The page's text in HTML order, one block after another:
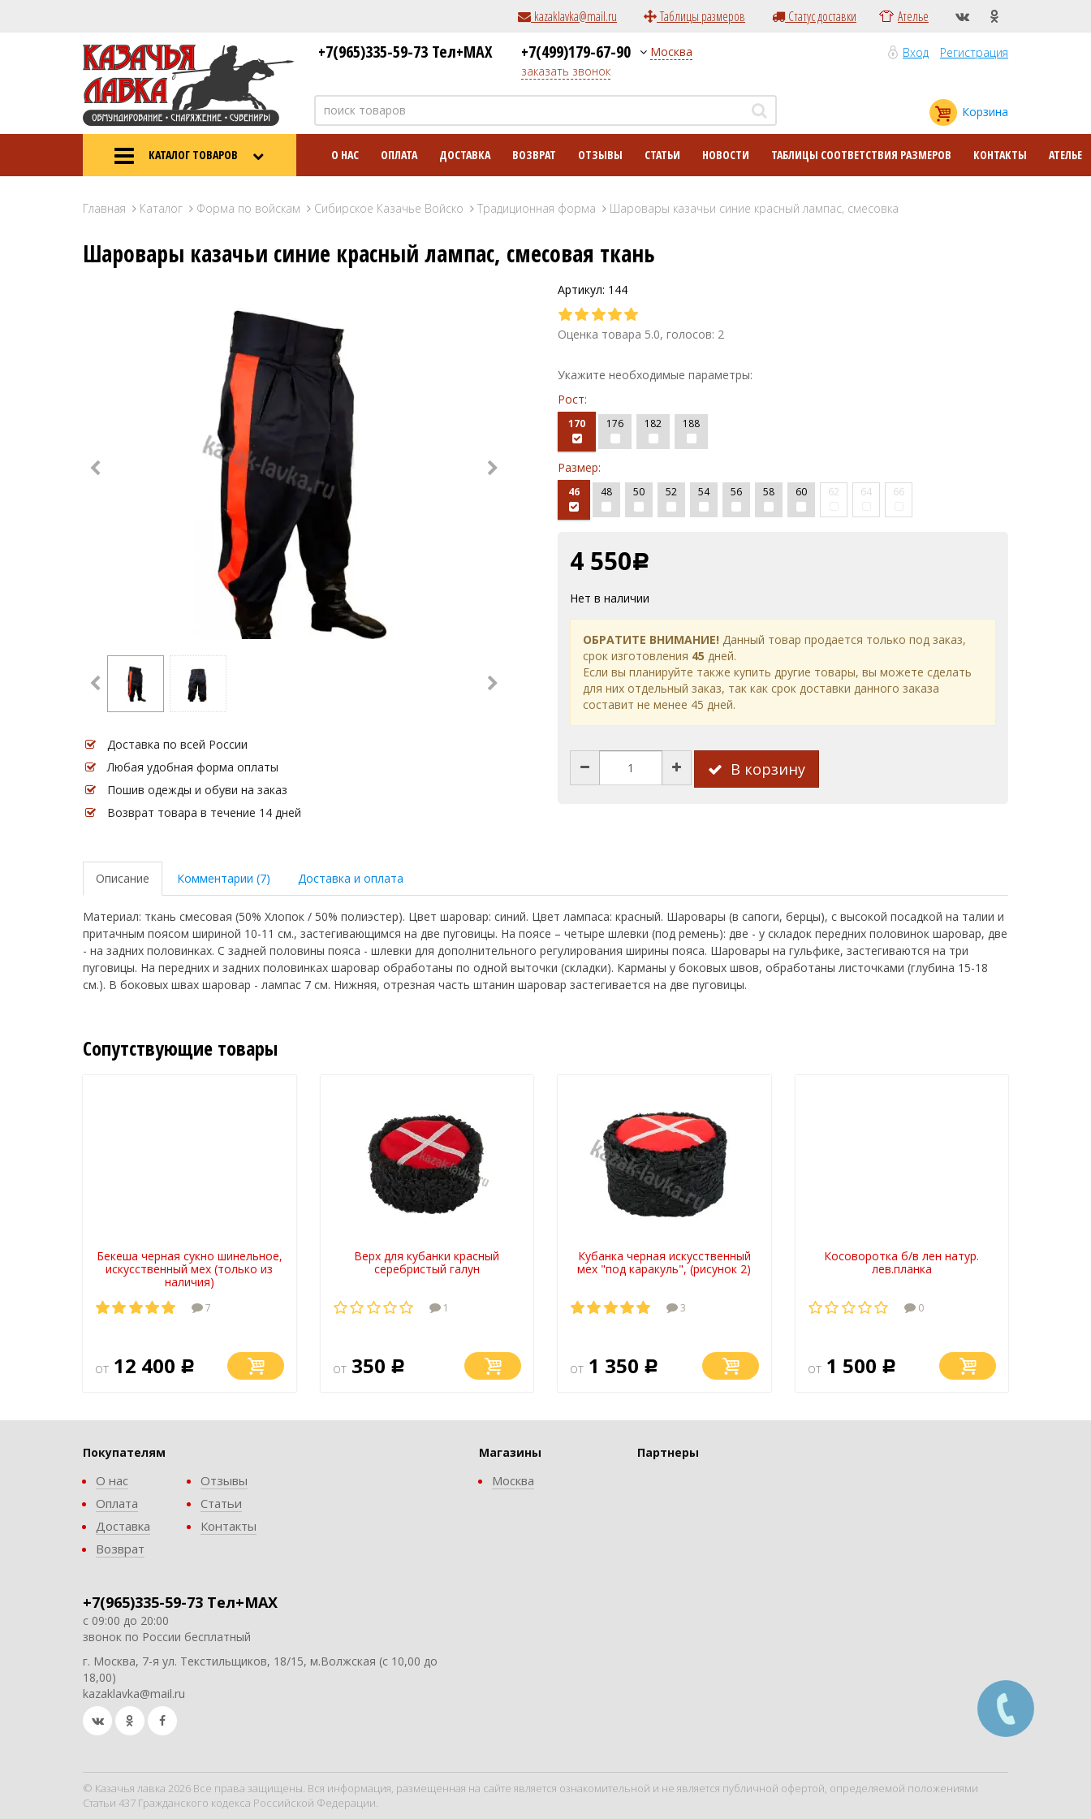
kazaklavka@mail.ru Таблицы размеров Статус доставки Ателье
+7(965)335-59-73 Тел+MAX +7(499)179-67-90
заказать звонок
Москва Вход Регистрация
Корзина
КАТАЛОГ ТОВАРОВ О НАС ОПЛАТА ДОСТАВКА ВОЗВРАТ ОТЗЫВЫ СТАТЬИ НОВОСТИ ТАБЛИЦЫ СООТВЕТСТВИЯ РАЗМЕРОВ КОНТАКТЫ АТЕЛЬЕ
Главная Каталог Форма по войскам Сибирское Казачье Войско Традиционная форма Шаровары казачьи синие красный лампас, смесовка
Шаровары казачьи синие красный лампас, смесовая ткань
Доставка по всей России
Любая удобная форма оплаты
Пошив одежды и обуви на заказ
Возврат товара в течение 14 дней
Артикул: 144
Оценка товара 5.0, голосов: 2
Укажите необходимые параметры:
Рост:
170 176 182 188
Размер:
46 48 50 52 54 56 58 60 62 64 66
4 550Р
Нет в наличии
ОБРАТИТЕ ВНИМАНИЕ! Данный товар продается только под заказ,
срок изготовления 45 дней.
Если вы планируйте также купить другие товары, вы можете сделать
для них отдельный заказ, так как срок доставки данного заказа
составит не менее 45 дней.
В корзину
Описание Комментарии (7) Доставка и оплата
Материал: ткань смесовая (50% Хлопок / 50% полиэстер). Цвет шаровар: синий. Цвет лампаса: красный. Шаровары (в сапоги, берцы), с высокой посадкой на талии и
притачным поясом шириной 10-11 см., застегивающимся на две пуговицы. На поясе – четыре шлевки (под ремень): две - у складок передних половинок шаровар, две
- на задних половинках. С задней половины пояса - шлевки для дополнительного регулирования ширины пояса. Шаровары на гульфике, застегиваются на три
пуговицы. На передних и задних половинках шаровар обработаны по одной выточки (складки). Карманы у боковых швов, обработаны листочками (глубина 15-18
см.). В боковых швах шаровар - лампас 7 см. Нижняя, отрезная часть штанин шаровар застегивается на две пуговицы.
Сопутствующие товары
Бекеша черная сукно шинельное,
искусственный мех (только из
наличия)
7
от 12 400 Р
Верх для кубанки красный
серебристый галун
1
от350 Р
Кубанка черная искусственный
мех "под каракуль", (рисунок 2)
3
от 1 350 Р
Косоворотка б/в лен натур.
лев.планка
0
от1 500 Р
Покупателям
О нас
Оплата
Доставка
Возврат
Отзывы
Статьи
Контакты
+7(965)335-59-73 Тел+MAX
с 09:00 до 20:00
звонок по России бесплатный
г. Москва, 7-я ул. Текстильщиков, 18/15, м.Волжская (с 10,00 до
18,00)
kazaklavka@mail.ru
Магазины
Москва
Партнеры
© Казачья лавка 2026 Все права защищены. Вся информация, размещенная на сайте является ознакомительной и не является публичной офертой, определяемой положениями
Статьи 437 Гражданского кодекса Российской Федерации.